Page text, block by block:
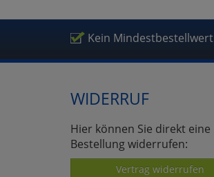
Kein Mindestbestellwert
WIDERRUF
Hier können Sie direkt eine
Bestellung widerrufen:
Vertrag widerrufen